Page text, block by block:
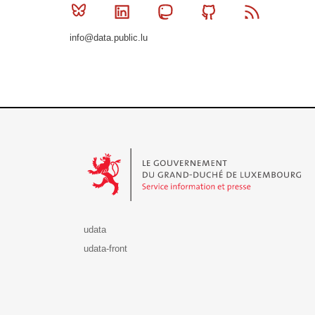
Bluesky Linkedin MastodonGithub
info@data.public.lu
udata
udata-front